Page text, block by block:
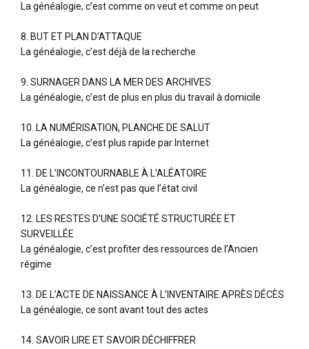
La généalogie, c’est comme on veut et comme on peut
8. BUT ET PLAN D’ATTAQUE
La généalogie, c’est déjà de la recherche
9. SURNAGER DANS LA MER DES ARCHIVES
La généalogie, c’est de plus en plus du travail à domicile
10. LA NUMÉRISATION, PLANCHE DE SALUT
La généalogie, c’est plus rapide par Internet
11. DE L’INCONTOURNABLE À L’ALÉATOIRE
La généalogie, ce n’est pas que l’état civil
12. LES RESTES D’UNE SOCIÉTÉ STRUCTURÉE ET
SURVEILLÉE
La généalogie, c’est profiter des ressources de l’Ancien
régime
13. DE L’ACTE DE NAISSANCE À L’INVENTAIRE APRÈS DÉCÈS
La généalogie, ce sont avant tout des actes
14. SAVOIR LIRE ET SAVOIR DÉCHIFFRER